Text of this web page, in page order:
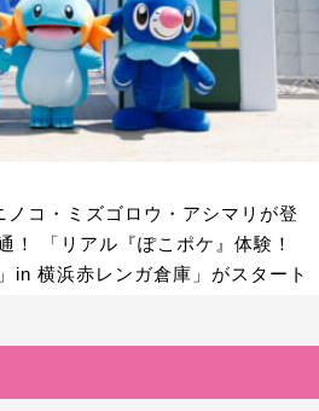
ノコ・ミズゴロウ・アシマリが登
！ 「リアル『ぽこポケ』体験！
in 横浜赤レンガ倉庫」がスタート